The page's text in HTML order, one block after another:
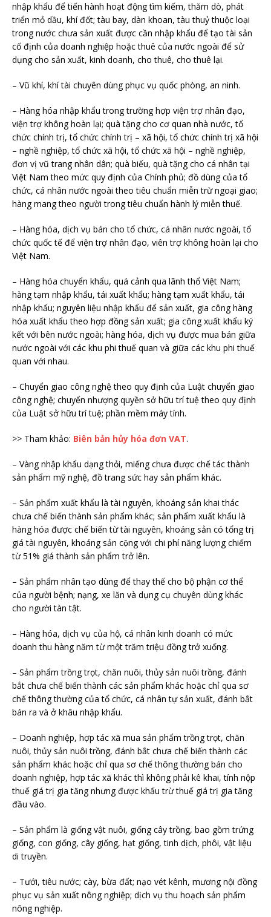
nhập khẩu để tiến hành hoạt động tìm kiếm, thăm dò, phát
triển mỏ dầu, khí đốt; tàu bay, dàn khoan, tàu thuỷ thuộc loại
trong nước chưa sản xuất được cần nhập khẩu để tạo tài sản
cố định của doanh nghiệp hoặc thuê của nước ngoài để sử
dụng cho sản xuất, kinh doanh, cho thuê, cho thuê lại.
– Vũ khí, khí tài chuyên dùng phục vụ quốc phòng, an ninh.
– Hàng hóa nhập khẩu trong trường hợp viện trợ nhân đạo,
viện trợ không hoàn lại; quà tặng cho cơ quan nhà nước, tổ
chức chính trị, tổ chức chính trị – xã hội, tổ chức chính trị xã hội
– nghề nghiệp, tổ chức xã hội, tổ chức xã hội – nghề nghiệp,
đơn vị vũ trang nhân dân; quà biếu, quà tặng cho cá nhân tại
Việt Nam theo mức quy định của Chính phủ; đồ dùng của tổ
chức, cá nhân nước ngoài theo tiêu chuẩn miễn trừ ngoại giao;
hàng mang theo người trong tiêu chuẩn hành lý miễn thuế.
– Hàng hóa, dịch vụ bán cho tổ chức, cá nhân nước ngoài, tổ
chức quốc tế để viện trợ nhân đạo, viên trợ không hoàn lại cho
Việt Nam.
– Hàng hóa chuyển khẩu, quá cảnh qua lãnh thổ Việt Nam;
hàng tạm nhập khẩu, tái xuất khẩu; hàng tạm xuất khẩu, tái
nhập khẩu; nguyên liệu nhập khẩu để sản xuất, gia công hàng
hóa xuất khẩu theo hợp đồng sản xuất; gia công xuất khẩu ký
kết với bên nước ngoài; hàng hóa, dịch vụ được mua bán giữa
nước ngoài với các khu phi thuế quan và giữa các khu phi thuế
quan với nhau.
– Chuyển giao công nghệ theo quy định của Luật chuyển giao
công nghệ; chuyển nhượng quyền sở hữu trí tuệ theo quy định
của Luật sở hữu trí tuệ; phần mềm máy tính.
>> Tham khảo: Biên bản hủy hóa đơn VAT.
– Vàng nhập khẩu dạng thỏi, miếng chưa được chế tác thành
sản phẩm mỹ nghệ, đồ trang sức hay sản phẩm khác.
– Sản phẩm xuất khẩu là tài nguyên, khoáng sản khai thác
chưa chế biến thành sản phẩm khác; sản phẩm xuất khẩu là
hàng hóa được chế biến từ tài nguyên, khoáng sản có tổng trị
giá tài nguyên, khoáng sản cộng với chi phí năng lượng chiếm
từ 51% giá thành sản phẩm trở lên.
– Sản phẩm nhân tạo dùng để thay thế cho bộ phận cơ thể
của người bệnh; nạng, xe lăn và dụng cụ chuyên dùng khác
cho người tàn tật.
– Hàng hóa, dịch vụ của hộ, cá nhân kinh doanh có mức
doanh thu hàng năm từ một trăm triệu đồng trở xuống.
– Sản phẩm trồng trọt, chăn nuôi, thủy sản nuôi trồng, đánh
bắt chưa chế biến thành các sản phẩm khác hoặc chỉ qua sơ
chế thông thường của tổ chức, cá nhân tự sản xuất, đánh bắt
bán ra và ở khâu nhập khẩu.
– Doanh nghiệp, hợp tác xã mua sản phẩm trồng trọt, chăn
nuôi, thủy sản nuôi trồng, đánh bắt chưa chế biến thành các
sản phẩm khác hoặc chỉ qua sơ chế thông thường bán cho
doanh nghiệp, hợp tác xã khác thì không phải kê khai, tính nộp
thuế giá trị gia tăng nhưng được khấu trừ thuế giá trị gia tăng
đầu vào.
– Sản phẩm là giống vật nuôi, giống cây trồng, bao gồm trứng
giống, con giống, cây giống, hạt giống, tinh dịch, phôi, vật liệu
di truyền.
– Tưới, tiêu nước; cày, bừa đất; nạo vét kênh, mương nội đồng
phục vụ sản xuất nông nghiệp; dịch vụ thu hoạch sản phẩm
nông nghiệp.